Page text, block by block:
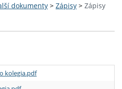
dokumenty > Zápisy > Zápisy
kolegia.pdf